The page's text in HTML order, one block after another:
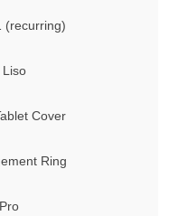
(recurring)
Liso
Cover
Ring